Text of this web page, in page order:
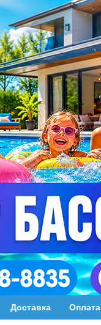
Доставка Оплата